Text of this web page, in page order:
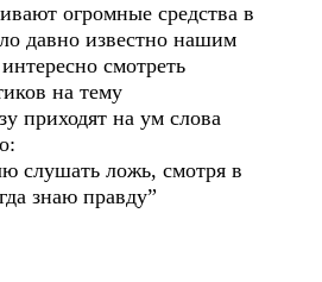
огромные средства в
давно известно нашим
смотреть
на тему
приходят на ум слова
слушать ложь, смотря в
знаю правду”